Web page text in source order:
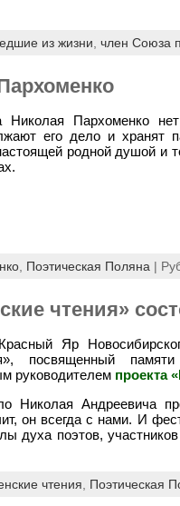
из жизни член Союза
Пархоменко
его дело и
родной душой и
, Поэтическая Поляна |
чтения»
Яр
посвященный
руководителем проекта
Николая Андреевича
он всегда с нами. И
духа поэтов,
чтения Поэтическая